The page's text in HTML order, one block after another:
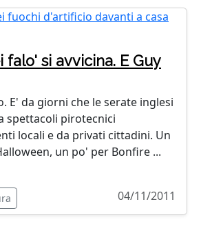
falo' si avvicina. E Guy
E' da giorni che le serate inglesi
spettacoli pirotecnici
locali e da privati cittadini. Un
un po' per Bonfire ...
04/11/2011